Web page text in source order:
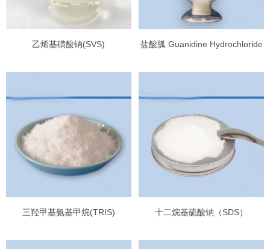
乙烯基磺酸钠(SVS) 盐酸胍 Guanidine Hydrochloride
三羟甲基氨基甲烷(TRIS) 十二烷基硫酸钠（SDS）